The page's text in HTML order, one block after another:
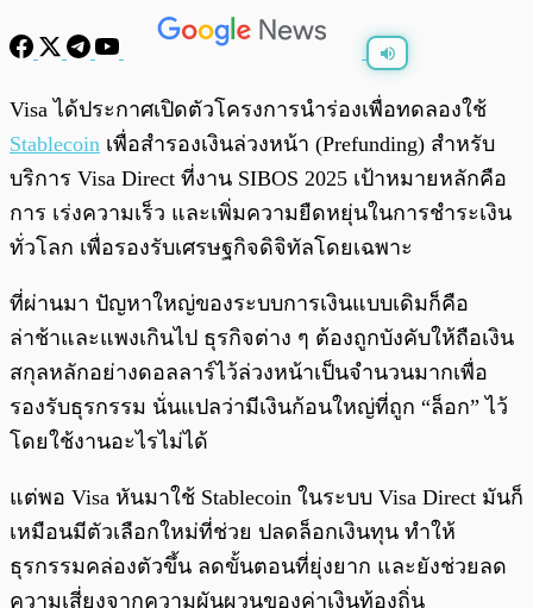
พร้อมเล่น 0:00
Visa ได้ประกาศเปิดตัวโครงการนำร่องเพื่อทดลองใช้
Stablecoin เพื่อสำรองเงินล่วงหน้า (Prefunding) สำหรับ
บริการ Visa Direct ที่งาน SIBOS 2025 เป้าหมายหลักคือ
การ เร่งความเร็ว และเพิ่มความยืดหยุ่นในการชำระเงิน
ทั่วโลก เพื่อรองรับเศรษฐกิจดิจิทัลโดยเฉพาะ
ที่ผ่านมา ปัญหาใหญ่ของระบบการเงินแบบเดิมก็คือ
ล่าช้าและแพงเกินไป ธุรกิจต่าง ๆ ต้องถูกบังคับให้ถือเงิน
สกุลหลักอย่างดอลลาร์ไว้ล่วงหน้าเป็นจำนวนมากเพื่อ
รองรับธุรกรรม นั่นแปลว่ามีเงินก้อนใหญ่ที่ถูก “ล็อก” ไว้
โดยใช้งานอะไรไม่ได้
แต่พอ Visa หันมาใช้ Stablecoin ในระบบ Visa Direct มันก็
เหมือนมีตัวเลือกใหม่ที่ช่วย ปลดล็อกเงินทุน ทำให้
ธุรกรรมคล่องตัวขึ้น ลดขั้นตอนที่ยุ่งยาก และยังช่วยลด
ความเสี่ยงจากความผันผวนของค่าเงินท้องถิ่น